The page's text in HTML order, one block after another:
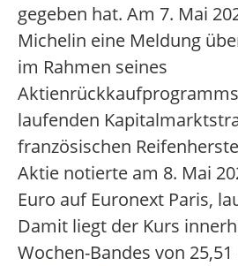
gegeben hat. Am 7. Mai
Michelin eine Meldung
im Rahmen seines
laufenden
französischen
Aktie notierte am 8. Mai
Euro auf Euronext Paris,
Damit liegt der Kurs
Wochen-Bandes von 25,51